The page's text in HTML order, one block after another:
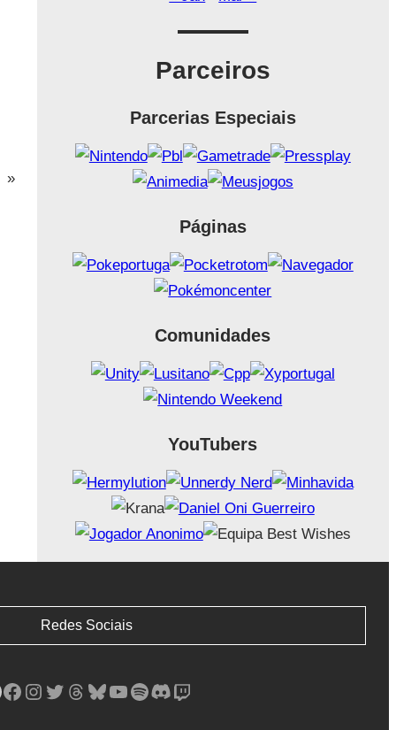
»
Parceiros
Parcerias Especiais
Páginas
Comunidades
YouTubers
Redes Sociais
Facebook Instagram Twitter Threads Bluesky YouTube Spotify Discord Twitch